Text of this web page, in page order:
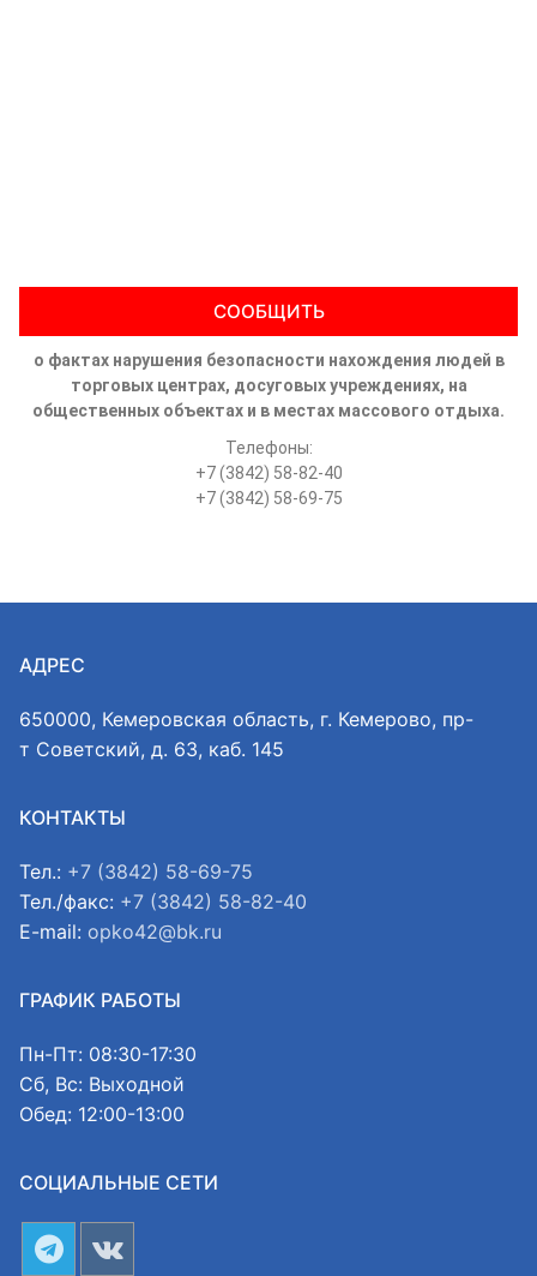
СООБЩИТЬ
о фактах нарушения безопасности нахождения людей в
торговых центрах, досуговых учреждениях, на
общественных объектах и в местах массового отдыха.
Телефоны:
+7 (3842) 58-82-40
+7 (3842) 58-69-75
АДРЕС
650000, Кемеровская область, г. Кемерово, пр-
т Советский, д. 63, каб. 145
КОНТАКТЫ
Тел.: +7 (3842) 58-69-75
Тел./факс: +7 (3842) 58-82-40
E-mail: opko42@bk.ru
ГРАФИК РАБОТЫ
Пн-Пт: 08:30-17:30
Сб, Вс: Выходной
Обед: 12:00-13:00
СОЦИАЛЬНЫЕ СЕТИ